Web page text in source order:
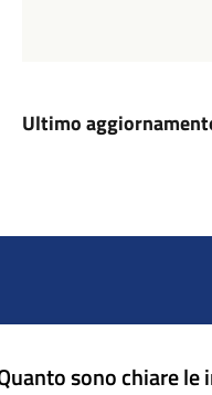
Ultimo
sono chiare